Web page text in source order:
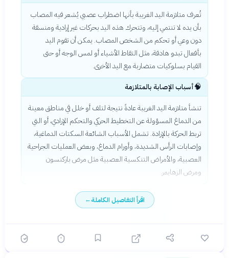
تُعرف متلازمة اليد الغريبة بأنها اضطراب عصبي يُشعر فيه المصاب
بأن يده لا تنتمي إليه، وتتحرك هذه اليد بحركات غير إرادية ومنسقة
دون وعي أو تحكم من الشخص المصاب. يمكن أن تقوم اليد
بأفعال تبدو هادفة، مثل التقاط الأشياء أو لمس الوجه أو حتى
القيام بسلوكيات متضاربة مع اليد الأخرى.
🧠أسباب الإصابة بالمتلازمة
تنشأ متلازمة اليد الغريبة عادةً نتيجة لتلف أو خلل في مناطق معينة
من الدماغ المسؤولة عن التخطيط الحركي والتحكم الإرادي، أو التي
تربط الحركة بالإرادة. تشمل الأسباب الشائعة السكتات الدماغية،
وإصابات الرأس الشديدة، وأورام الدماغ، وبعض العمليات الجراحية
العصبية، والأمراض التنكسية العصبية مثل مرض باركنسون
ومرض الزهايمر.
اقرأ التفاصيل الكاملة←